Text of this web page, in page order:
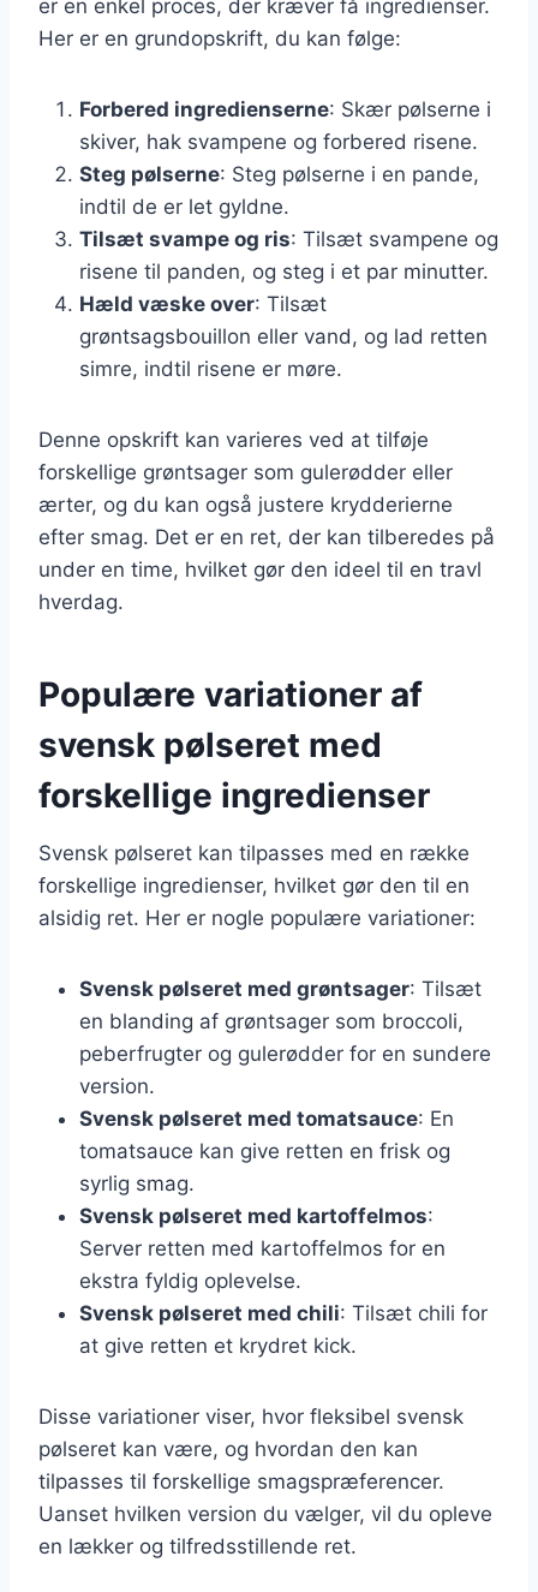
er en enkel proces, der kræver få ingredienser.
Her er en grundopskrift, du kan følge:
Forbered ingredienserne: Skær pølserne i
skiver, hak svampene og forbered risene.
Steg pølserne: Steg pølserne i en pande,
indtil de er let gyldne.
Tilsæt svampe og ris: Tilsæt svampene og
risene til panden, og steg i et par minutter.
Hæld væske over: Tilsæt
grøntsagsbouillon eller vand, og lad retten
simre, indtil risene er møre.
Denne opskrift kan varieres ved at tilføje
forskellige grøntsager som gulerødder eller
ærter, og du kan også justere krydderierne
efter smag. Det er en ret, der kan tilberedes på
under en time, hvilket gør den ideel til en travl
hverdag.
Populære variationer af
svensk pølseret med
forskellige ingredienser
Svensk pølseret kan tilpasses med en række
forskellige ingredienser, hvilket gør den til en
alsidig ret. Her er nogle populære variationer:
Svensk pølseret med grøntsager: Tilsæt
en blanding af grøntsager som broccoli,
peberfrugter og gulerødder for en sundere
version.
Svensk pølseret med tomatsauce: En
tomatsauce kan give retten en frisk og
syrlig smag.
Svensk pølseret med kartoffelmos:
Server retten med kartoffelmos for en
ekstra fyldig oplevelse.
Svensk pølseret med chili: Tilsæt chili for
at give retten et krydret kick.
Disse variationer viser, hvor fleksibel svensk
pølseret kan være, og hvordan den kan
tilpasses til forskellige smagspræferencer.
Uanset hvilken version du vælger, vil du opleve
en lækker og tilfredsstillende ret.